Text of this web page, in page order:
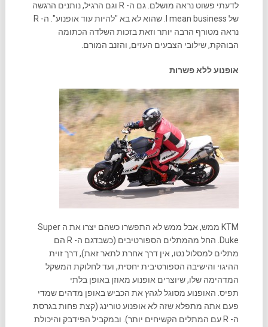
לדעתי פשוט נראה מושלם. גם ה- R וגם הרגיל, נותנים הרגשה
של I mean business. שהוא לא בא "להיות עוד אופנוע". ה- R
נראה מטורף הרבה יותר וזאת בזכות השלדה הכתומה
הבוהקת, שילובי הצבעים העזים, והזנב המורם.
אופנוע ללא פשרות
KTM ממש, אבל ממש לא התפשרו כשהם יצרו את ה Super
Duke. החל מהמתלים הספורטיבים (כשבדגם ה- R הם
מתלים למסלול נטו, אין דרך אחרת לתאר זאת), דרך זוית
ההיגוי והישיבה הספורטיבית יחסית, ועד לחלוקת המשקל
המדהימה שלו, שיוצרים אופנוע מאוזן באופן בלתי
תפיס. האופנוע מסוגל לגהץ את הכביש באופן מדהים שמדי
פעם אתה מתפלא שזה לא אופנוע טורינג (קצת פחות בגרסת
ה- R עם המתלים הקשיחים יותר). ובמקביל הפידבק והיכולת